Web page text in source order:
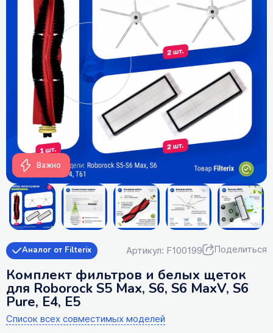
Важно
Аналог от Filterix Артикул: F100199 Поделиться
Комплект фильтров и белых щеток
для Roborock S5 Max, S6, S6 MaxV, S6
Pure, E4, E5
Список всех совместимых моделей